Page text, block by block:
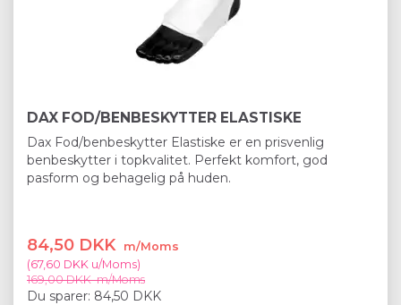
DAX FOD/BENBESKYTTER ELASTISKE
Dax Fod/benbeskytter Elastiske er en prisvenlig
benbeskytter i topkvalitet. Perfekt komfort, god
pasform og behagelig på huden.
84,50 DKK m/Moms
(67,60 DKK u/Moms)
169,00 DKKm/Moms
Du sparer: 84,50 DKK